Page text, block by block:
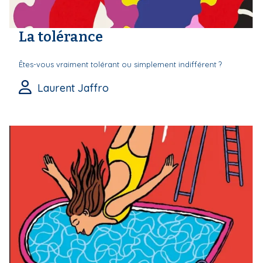
La tolérance
Êtes-vous vraiment tolérant ou simplement indifférent ?
Laurent Jaffro